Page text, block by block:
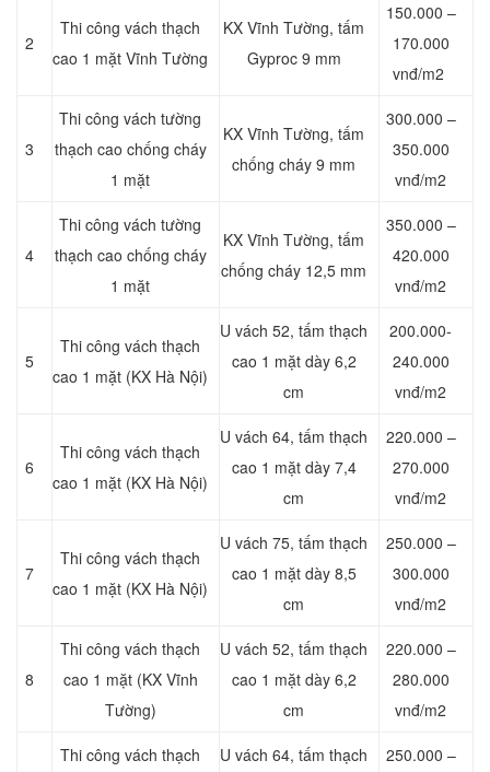
2
Thi công vách thạch
cao 1 mặt Vĩnh Tường
KX Vĩnh Tường, tấm
Gyproc 9 mm
150.000 –
170.000
vnđ/m2
3
Thi công vách tường
thạch cao chống cháy
1 mặt
KX Vĩnh Tường, tấm
chống cháy 9 mm
300.000 –
350.000
vnđ/m2
4
Thi công vách tường
thạch cao chống cháy
1 mặt
KX Vĩnh Tường, tấm
chống cháy 12,5 mm
350.000 –
420.000
vnđ/m2
5
Thi công vách thạch
cao 1 mặt (KX Hà Nội)
U vách 52, tấm thạch
cao 1 mặt dày 6,2
cm
200.000-
240.000
vnđ/m2
6
Thi công vách thạch
cao 1 mặt (KX Hà Nội)
U vách 64, tấm thạch
cao 1 mặt dày 7,4
cm
220.000 –
270.000
vnđ/m2
7
Thi công vách thạch
cao 1 mặt (KX Hà Nội)
U vách 75, tấm thạch
cao 1 mặt dày 8,5
cm
250.000 –
300.000
vnđ/m2
8
Thi công vách thạch
cao 1 mặt (KX Vĩnh
Tường)
U vách 52, tấm thạch
cao 1 mặt dày 6,2
cm
220.000 –
280.000
vnđ/m2
Thi công vách thạch
U vách 64, tấm thạch
250.000 –